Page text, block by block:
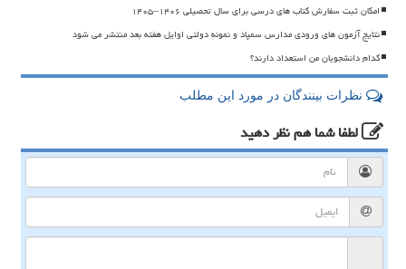
امکان ثبت سفارش کتاب های درسی برای سال تحصیلی ۱۴۰۶–۱۴۰۵
نتایج آزمون های ورودی مدارس سمپاد و نمونه دولتی اوایل هفته بعد منتشر می شود
کدام دانشجویان من استعداد دارند؟
نظرات بینندگان در مورد این مطلب
لطفا شما همنظر دهید